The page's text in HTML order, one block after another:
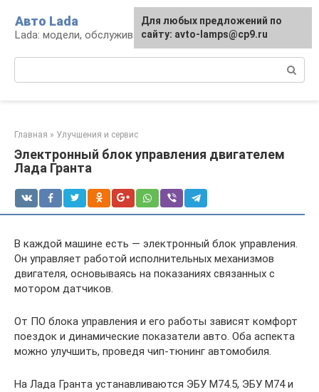
контенту
Авто Lada
Lada: модели, обслуживание, ремонт и тюнинг
Главная » Улучшения и сервис
Электронный блок управления двигателем
Лада Гранта
В каждой машине есть — электронный блок управления.
Он управляет работой исполнительных механизмов
двигателя, основываясь на показаниях связанных с
мотором датчиков.
От ПО блока управления и его работы зависят комфорт
поездок и динамические показатели авто. Оба аспекта
можно улучшить, проведя чип-тюнинг автомобиля.
На Лада Гранта устанавливаются ЭБУ М74.5, ЭБУ М74 и
Для любых предложений по
сайту: avto-lamps@cp9.ru